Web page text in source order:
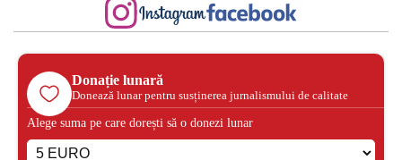
Donație lunară
Donează lunar pentru susținerea jurnalismului de calitate
Alege suma pe care dorești să o donezi lunar